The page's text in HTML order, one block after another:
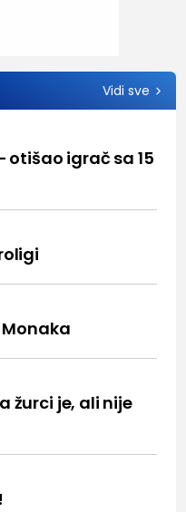
Vidi sve
otišao igrač sa 15
žurci je, ali nije